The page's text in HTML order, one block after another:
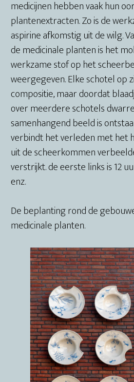
medicijnen hebben vaak hun
plantenextracten. Zo is de
aspirine afkomstig uit de wilg.
de medicinale planten is het
werkzame stof op het
weergegeven. Elke schotel op
compositie, maar doordat
over meerdere schotels
samenhangend beeld is
verbindt het verleden met het
uit de scheerkommen
verstrijkt. de eerste links is 12
enz.
De beplanting rond de
medicinale planten.